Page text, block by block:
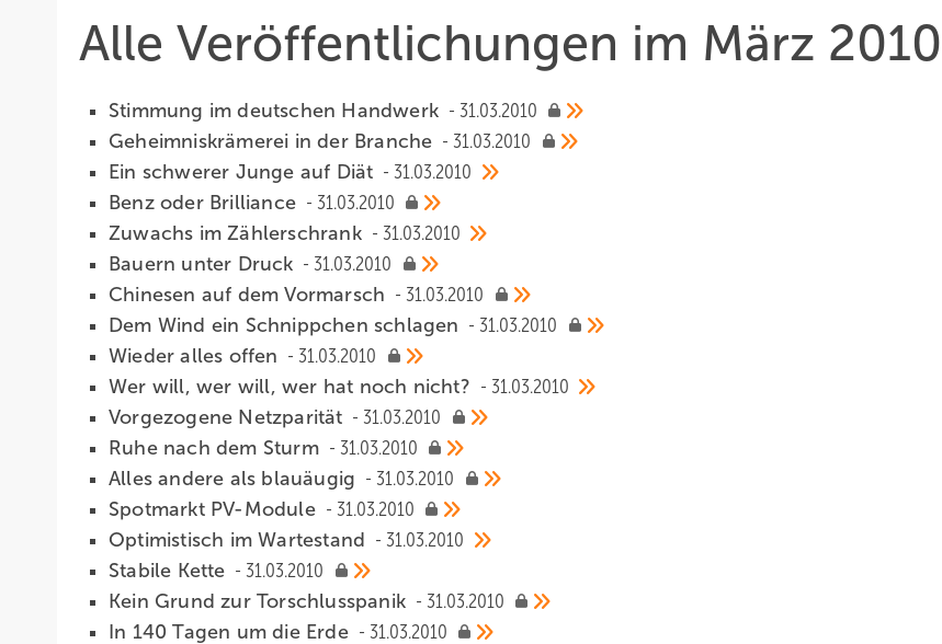
Alle Veröffentlichungen im März 2010
Stimmung im deutschen Handwerk
31.03.2010
Geheimniskrämerei in der Branche
31.03.2010
Ein schwerer Junge auf Diät
31.03.2010
Benz oder Brilliance
31.03.2010
Zuwachs im Zählerschrank
31.03.2010
Bauern unter Druck
31.03.2010
Chinesen auf dem Vormarsch
31.03.2010
Dem Wind ein Schnippchen schlagen
31.03.2010
Wieder alles offen
31.03.2010
Wer will, wer will, wer hat noch nicht?
31.03.2010
Vorgezogene Netzparität
31.03.2010
Ruhe nach dem Sturm
31.03.2010
Alles andere als blauäugig
31.03.2010
Spotmarkt PV-Module
31.03.2010
Optimistisch im Wartestand
31.03.2010
Stabile Kette
31.03.2010
Kein Grund zur Torschlusspanik
31.03.2010
In 140 Tagen um die Erde
31.03.2010